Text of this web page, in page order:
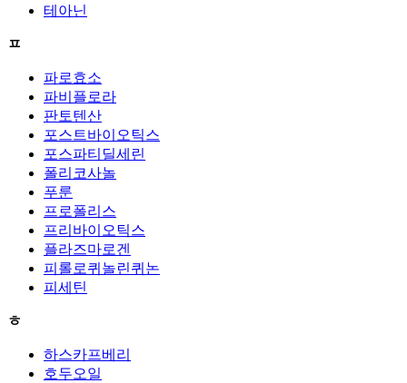
테아닌
ㅍ
파로효소
파비플로라
판토텐산
포스트바이오틱스
포스파티딜세린
폴리코사놀
푸룬
프로폴리스
프리바이오틱스
플라즈마로겐
피롤로퀴놀린퀴논
피세틴
ㅎ
하스카프베리
호두오일